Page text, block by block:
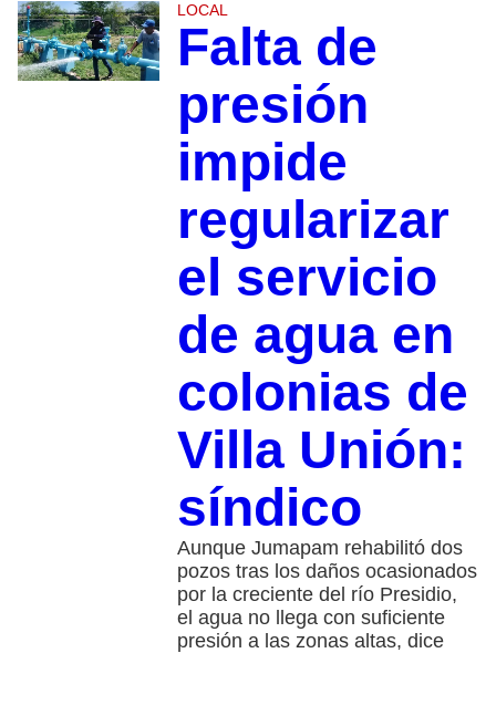
LOCAL
Falta de
presión
impide
regularizar
el servicio
de agua en
colonias de
Villa Unión:
síndico
Aunque Jumapam rehabilitó dos
pozos tras los daños ocasionados
por la creciente del río Presidio,
el agua no llega con suficiente
presión a las zonas altas, dice